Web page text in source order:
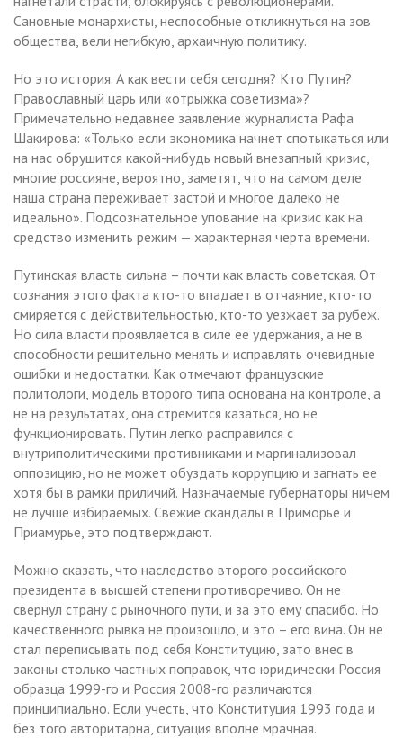
Сановные монархисты, неспособные откликнуться на зов
общества, вели негибкую, архаичную политику.
Но это история. А как вести себя сегодня? Кто Путин?
Православный царь или «отрыжка советизма»?
Примечательно недавнее заявление журналиста Рафа
Шакирова: «Только если экономика начнет спотыкаться или
на нас обрушится какой-нибудь новый внезапный кризис,
многие россияне, вероятно, заметят, что на самом деле
наша страна переживает застой и многое далеко не
идеально». Подсознательное упование на кризис как на
средство изменить режим — характерная черта времени.
Путинская власть сильна – почти как власть советская. От
сознания этого факта кто-то впадает в отчаяние, кто-то
смиряется с действительностью, кто-то уезжает за рубеж.
Но сила власти проявляется в силе ее удержания, а не в
способности решительно менять и исправлять очевидные
ошибки и недостатки. Как отмечают французские
политологи, модель второго типа основана на контроле, а
не на результатах, она стремится казаться, но не
функционировать. Путин легко расправился с
внутриполитическими противниками и маргинализовал
оппозицию, но не может обуздать коррупцию и загнать ее
хотя бы в рамки приличий. Назначаемые губернаторы ничем
не лучше избираемых. Свежие скандалы в Приморье и
Приамурье, это подтверждают.
Можно сказать, что наследство второго российского
президента в высшей степени противоречиво. Он не
свернул страну с рыночного пути, и за это ему спасибо. Но
качественного рывка не произошло, и это – его вина. Он не
стал переписывать под себя Конституцию, зато внес в
законы столько частных поправок, что юридически Россия
образца 1999-го и Россия 2008-го различаются
принципиально. Если учесть, что Конституция 1993 года и
без того авторитарна, ситуация вполне мрачная.